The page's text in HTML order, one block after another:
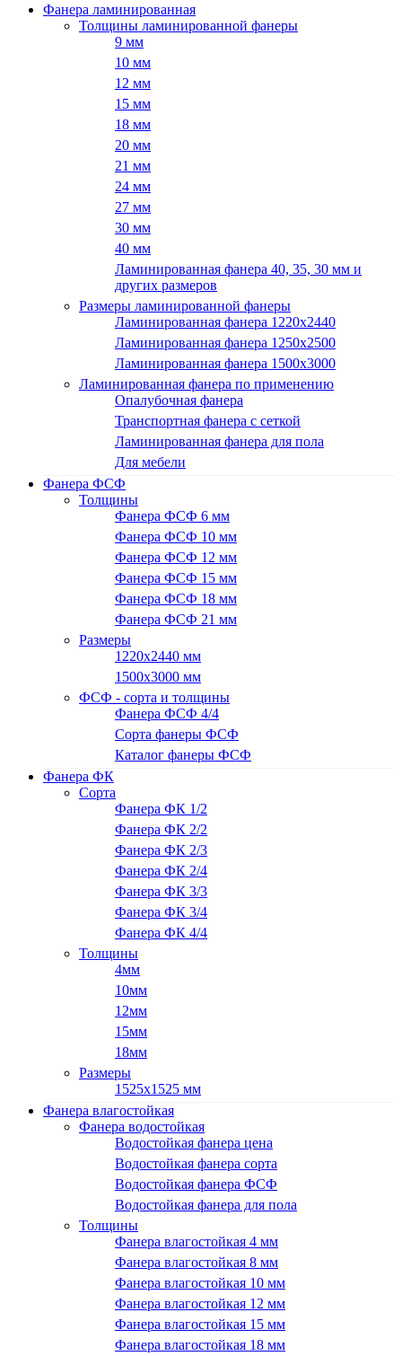
Фанера ламинированная
Толщины ламинированной фанеры
9 мм
10 мм
12 мм
15 мм
18 мм
20 мм
21 мм
24 мм
27 мм
30 мм
40 мм
Ламинированная фанера 40, 35, 30 мм и
других размеров
Размеры ламинированной фанеры
Ламинированная фанера 1220x2440
Ламинированная фанера 1250х2500
Ламинированная фанера 1500x3000
Ламинированная фанера по применению
Опалубочная фанера
Транспортная фанера с сеткой
Ламинированная фанера для пола
Для мебели
Фанера ФСФ
Толщины
Фанера ФСФ 6 мм
Фанера ФСФ 10 мм
Фанера ФСФ 12 мм
Фанера ФСФ 15 мм
Фанера ФСФ 18 мм
Фанера ФСФ 21 мм
Размеры
1220х2440 мм
1500х3000 мм
ФСФ - сорта и толщины
Фанера ФСФ 4/4
Сорта фанеры ФСФ
Каталог фанеры ФСФ
Фанера ФК
Сорта
Фанера ФК 1/2
Фанера ФК 2/2
Фанера ФК 2/3
Фанера ФК 2/4
Фанера ФК 3/3
Фанера ФК 3/4
Фанера ФК 4/4
Толщины
4мм
10мм
12мм
15мм
18мм
Размеры
1525х1525 мм
Фанера влагостойкая
Фанера водостойкая
Водостойкая фанера цена
Водостойкая фанера сорта
Водостойкая фанера ФСФ
Водостойкая фанера для пола
Толщины
Фанера влагостойкая 4 мм
Фанера влагостойкая 8 мм
Фанера влагостойкая 10 мм
Фанера влагостойкая 12 мм
Фанера влагостойкая 15 мм
Фанера влагостойкая 18 мм